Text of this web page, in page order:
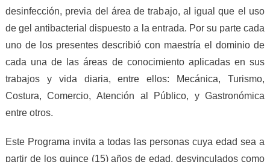
desinfección, previa del área de trabajo, al igual que el uso
de gel antibacterial dispuesto a la entrada. Por su parte cada
uno de los presentes describió con maestría el dominio de
cada una de las áreas de conocimiento aplicadas en sus
trabajos y vida diaria, entre ellos: Mecánica, Turismo,
Costura, Comercio, Atención al Público, y Gastronómica
entre otros.
Este Programa invita a todas las personas cuya edad sea a
partir de los quince (15) años de edad, desvinculados como